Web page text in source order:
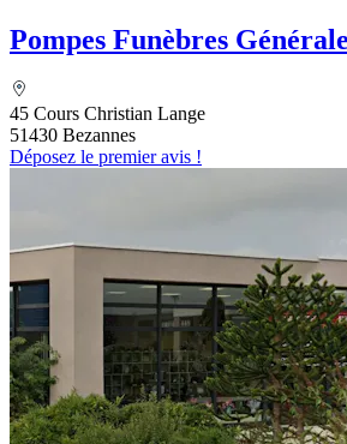
Pompes Funèbres
45 Cours Christian Lange
51430 Bezannes
Déposez le premier avis !